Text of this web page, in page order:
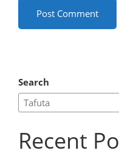
Search
Recent